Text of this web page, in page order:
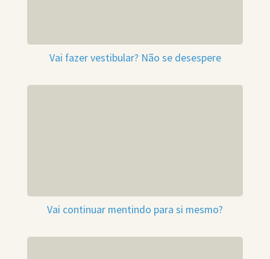
Vai fazer vestibular? Não se desespere
Vai continuar mentindo para si mesmo?